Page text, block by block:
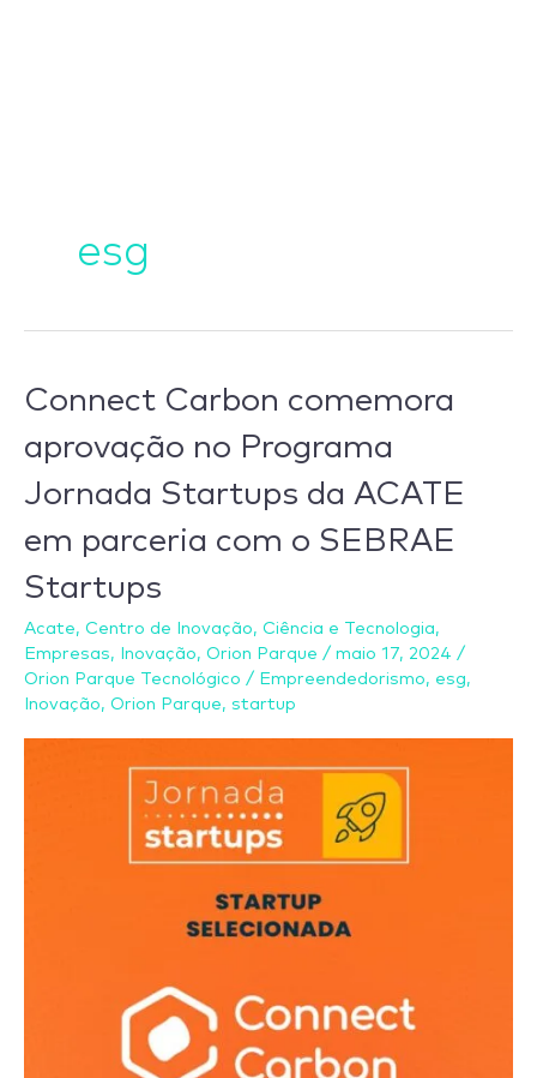
esg
Connect Carbon comemora
aprovação no Programa
Jornada Startups da ACATE
em parceria com o SEBRAE
Startups
Acate, Centro de Inovação, Ciência e Tecnologia,
Empresas, Inovação, Orion Parque / maio 17, 2024 /
Orion Parque Tecnológico / Empreendedorismo, esg,
Inovação, Orion Parque, startup
Connect
comemora
aprovação
Programa
Jornada
da
ACATE
em